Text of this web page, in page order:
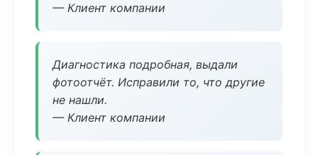
— Клиент компании
Диагностика подробная, выдали
фотоотчёт. Исправили то, что другие
не нашли.
— Клиент компании